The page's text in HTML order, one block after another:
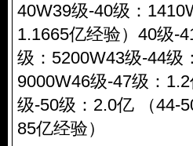
40W39级-40级：
1.1665亿经验）40级-
级：5200W43级-44级
9000W46级-47级：
级-50级：2.0亿 （44-
85亿经验）